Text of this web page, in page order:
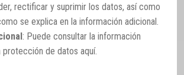
rectificar y suprimir los datos, así como
se explica en la información adicional.
: Puede consultar la información
protección de datos aquí.